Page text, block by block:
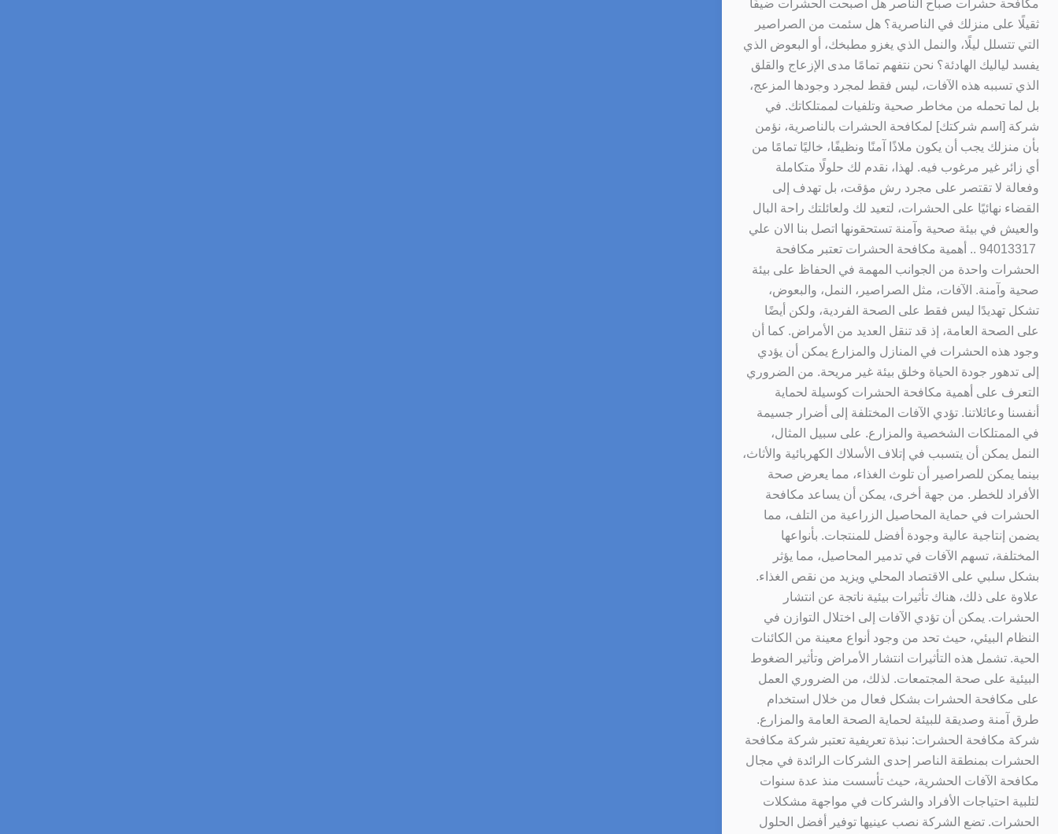
مكافحة حشرات صباح الناصر هل أصبحت الحشرات ضيفًا
ثقيلًا على منزلك في الناصرية؟ هل سئمت من الصراصير
التي تتسلل ليلًا، والنمل الذي يغزو مطبخك، أو البعوض الذي
يفسد لياليك الهادئة؟ نحن نتفهم تمامًا مدى الإزعاج والقلق
الذي تسببه هذه الآفات، ليس فقط لمجرد وجودها المزعج،
بل لما تحمله من مخاطر صحية وتلفيات لممتلكاتك. في
شركة [اسم شركتك] لمكافحة الحشرات بالناصرية، نؤمن
بأن منزلك يجب أن يكون ملاذًا آمنًا ونظيفًا، خاليًا تمامًا من
أي زائر غير مرغوب فيه. لهذا، نقدم لك حلولًا متكاملة
وفعالة لا تقتصر على مجرد رش مؤقت، بل تهدف إلى
القضاء نهائيًا على الحشرات، لتعيد لك ولعائلتك راحة البال
والعيش في بيئة صحية وآمنة تستحقونها اتصل بنا الان علي
94013317 .. أهمية مكافحة الحشرات تعتبر مكافحة
الحشرات واحدة من الجوانب المهمة في الحفاظ على بيئة
صحية وآمنة. الآفات، مثل الصراصير، النمل، والبعوض،
تشكل تهديدًا ليس فقط على الصحة الفردية، ولكن أيضًا
على الصحة العامة، إذ قد تنقل العديد من الأمراض. كما أن
وجود هذه الحشرات في المنازل والمزارع يمكن أن يؤدي
إلى تدهور جودة الحياة وخلق بيئة غير مريحة. من الضروري
التعرف على أهمية مكافحة الحشرات كوسيلة لحماية
أنفسنا وعائلاتنا. تؤدي الآفات المختلفة إلى أضرار جسيمة
في الممتلكات الشخصية والمزارع. على سبيل المثال،
النمل يمكن أن يتسبب في إتلاف الأسلاك الكهربائية والأثاث،
بينما يمكن للصراصير أن تلوث الغذاء، مما يعرض صحة
الأفراد للخطر. من جهة أخرى، يمكن أن يساعد مكافحة
الحشرات في حماية المحاصيل الزراعية من التلف، مما
يضمن إنتاجية عالية وجودة أفضل للمنتجات. بأنواعها
المختلفة، تسهم الآفات في تدمير المحاصيل، مما يؤثر
بشكل سلبي على الاقتصاد المحلي ويزيد من نقص الغذاء.
علاوة على ذلك، هناك تأثيرات بيئية ناتجة عن انتشار
الحشرات. يمكن أن تؤدي الآفات إلى اختلال التوازن في
النظام البيئي، حيث تحد من وجود أنواع معينة من الكائنات
الحية. تشمل هذه التأثيرات انتشار الأمراض وتأثير الضغوط
البيئية على صحة المجتمعات. لذلك، من الضروري العمل
على مكافحة الحشرات بشكل فعال من خلال استخدام
طرق آمنة وصديقة للبيئة لحماية الصحة العامة والمزارع.
شركة مكافحة الحشرات: نبذة تعريفية تعتبر شركة مكافحة
الحشرات بمنطقة الناصر إحدى الشركات الرائدة في مجال
مكافحة الآفات الحشرية، حيث تأسست منذ عدة سنوات
لتلبية احتياجات الأفراد والشركات في مواجهة مشكلات
الحشرات. تضع الشركة نصب عينيها توفير أفضل الحلول